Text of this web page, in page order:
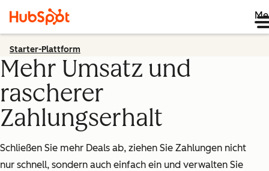
Starter-Plattform
Mehr Umsatz und
rascherer
Zahlungserhalt
Schließen Sie mehr Deals ab, ziehen Sie Zahlungen nicht
nur schnell, sondern auch einfach ein und verwalten Sie